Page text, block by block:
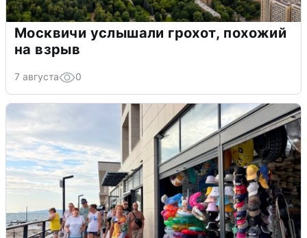
Москвичи услышали грохот, похожий
на взрыв
7 августа 0